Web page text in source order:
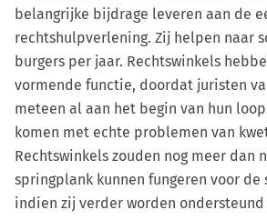
belangrijke bijdrage leveren aan de
rechtshulpverlening. Zij helpen naar
burgers per jaar. Rechtswinkels
vormende functie, doordat juristen
meteen al aan het begin van hun
komen met echte problemen van
Rechtswinkels zouden nog meer dan
springplank kunnen fungeren voor
indien zij verder worden ondersteund